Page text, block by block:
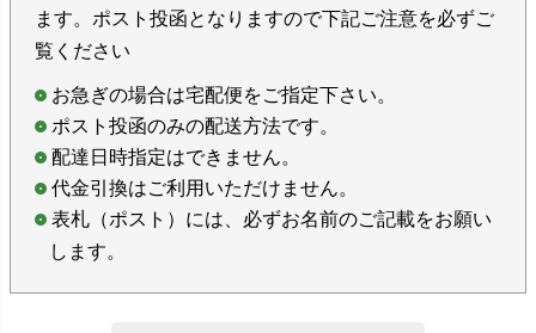
ます。ポスト投函となりますので下記ご注意を必ずご
覧ください
お急ぎの場合は宅配便をご指定下さい。
ポスト投函のみの配送方法です。
配達日時指定はできません。
代金引換はご利用いただけません。
表札（ポスト）には、必ずお名前のご記載をお願い
します。